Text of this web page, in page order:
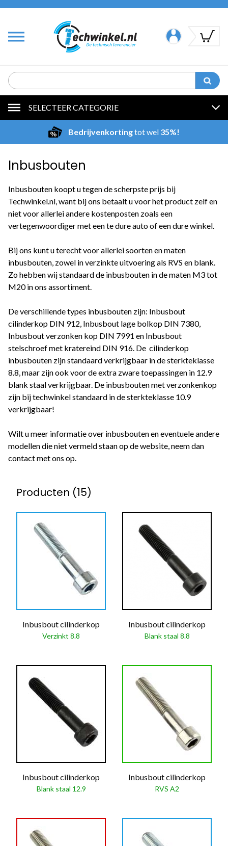
SELECTEER CATEGORIE
Bedrijvenkortingtot wel 35%!
Inbusbouten
Inbusbouten koopt u tegen de scherpste prijs bij
Techwinkel.nl, want bij ons betaalt u voor het product zelf en
niet voor allerlei andere kostenposten zoals een
vertegenwoordiger met een te dure auto of een dure winkel.
Bij ons kunt u terecht voor allerlei soorten en maten
inbusbouten, zowel in verzinkte uitvoering als RVS en blank.
Zo hebben wij standaard de inbusbouten in de maten M3 tot
M20 in ons assortiment.
De verschillende types inbusbouten zijn: Inbusbout
cilinderkop DIN 912, Inbusbout lage bolkop DIN 7380,
Inbusbout verzonken kop DIN 7991 en Inbusbout
stelschroef met kratereind DIN 916. De cilinderkop
inbusbouten zijn standaard verkrijgbaar in de sterkteklasse
8.8, maar zijn ook voor de extra zware toepassingen in 12.9
blank staal verkrijgbaar. De inbusbouten met verzonkenkop
zijn bij techwinkel standaard in de sterkteklasse 10.9
verkrijgbaar!
Wilt u meer informatie over inbusbouten en eventuele andere
modellen die niet vermeld staan op de website, neem dan
contact met ons op.
Producten (15)
Inbusbout cilinderkop
Verzinkt 8.8
Inbusbout cilinderkop
Blank staal 8.8
Inbusbout cilinderkop
Blank staal 12.9
Inbusbout cilinderkop
RVS A2